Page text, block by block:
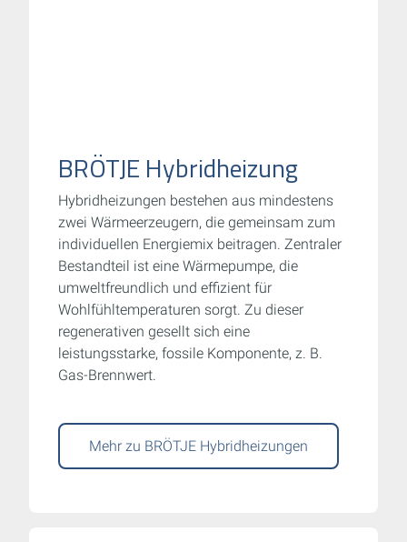
BRÖTJE Hybridheizung
Hybridheizungen bestehen aus mindestens
zwei Wärmeerzeugern, die gemeinsam zum
individuellen Energiemix beitragen. Zentraler
Bestandteil ist eine Wärmepumpe, die
umweltfreundlich und effizient für
Wohlfühltemperaturen sorgt. Zu dieser
regenerativen gesellt sich eine
leistungsstarke, fossile Komponente, z. B.
Gas-Brennwert.
Mehr zu BRÖTJE Hybridheizungen